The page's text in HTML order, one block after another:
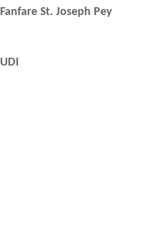
Fanfare St. Joseph Pey
UDI